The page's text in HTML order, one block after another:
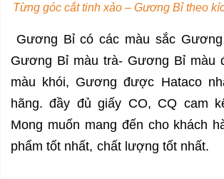
Từng góc cắt tinh xảo – Gương Bỉ theo
Gương Bỉ có các màu sắc
Gương Bỉ màu trà- Gương Bỉ màu
màu khói, Gương được Hataco
hãng. đầy đủ giấy CO, CQ cam
Mong muốn mang đến cho khách
phẩm tốt nhất, chất